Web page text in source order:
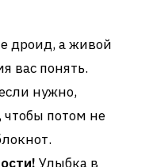
дроид, а живой
вас понять.
нужно,
потом не
Улыбка в